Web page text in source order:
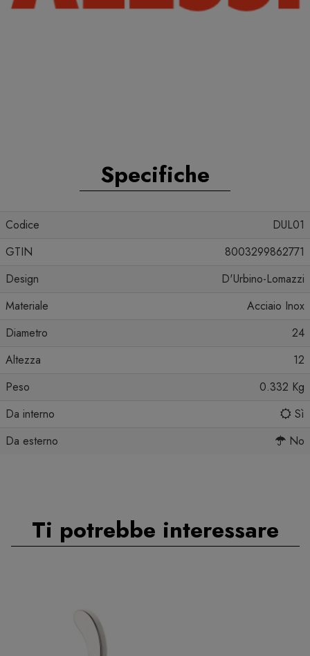
Specifiche
Codice
DUL01
GTIN
8003299862771
Design
D'Urbino-Lomazzi
Materiale
Acciaio Inox
Diametro
24
Altezza
12
Peso
0.332 Kg
Da interno
Sì
Da esterno
No
Ti potrebbe interessare